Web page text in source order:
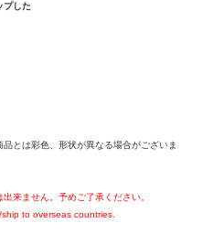
プした
とは彩色、形状が異なる場合がございま
来ません。予めご了承ください。
to overseas countries.